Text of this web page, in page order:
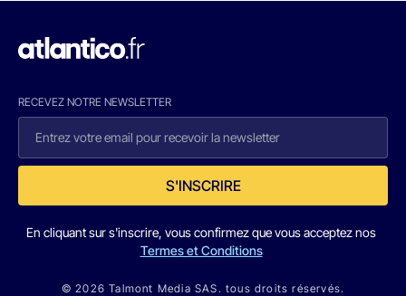
RECEVEZ NOTRE NEWSLETTER
S'INSCRIRE
En cliquant sur s'inscrire, vous confirmez que vous acceptez nos
Termes et Conditions
© 2026 Talmont Media SAS. tous droits réservés.